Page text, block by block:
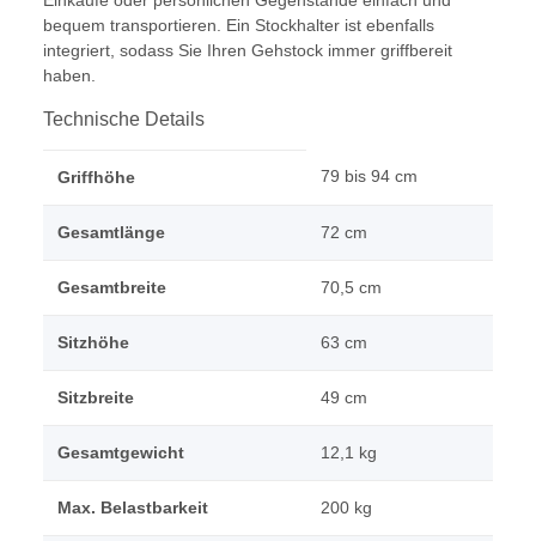
bequem transportieren. Ein Stockhalter ist ebenfalls
integriert, sodass Sie Ihren Gehstock immer griffbereit
haben.
Technische Details
Griffhöhe 79 bis 94 cm
Gesamtlänge 72 cm
Gesamtbreite 70,5 cm
Sitzhöhe 63 cm
Sitzbreite 49 cm
Gesamtgewicht 12,1 kg
Max. Belastbarkeit 200 kg